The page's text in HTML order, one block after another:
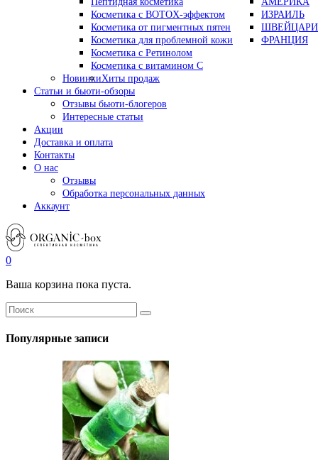
Косметика с BOTOX-эффектом
Косметика от пигментных пятен
Косметика для проблемной кожи
Косметика с Ретинолом
Косметика с витамином С
ИЗРАИЛЬ
ФРАНЦИЯ
НовинкиХиты продаж
Статьи и бьюти-обзоры
Отзывы бьюти-блогеров
Интересные статьи
Акции
Доставка и оплата
Контакты
О нас
Отзывы
Обработка персональных данных
Аккаунт
0
Ваша корзина пока пуста.
Популярные записи